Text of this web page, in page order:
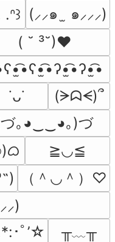
.ᐢ꒱ (⸝⸝๑  ̫ ๑⸝⸝⸝)
( ˘ ³˘)♥
˙ᴗ˙
(ᗒᗣᗕ)՞
｡◕‿‿◕｡)づ
≧◡≦
（＾◡＾）♡
･ﾟ’☆
╥﹏╥